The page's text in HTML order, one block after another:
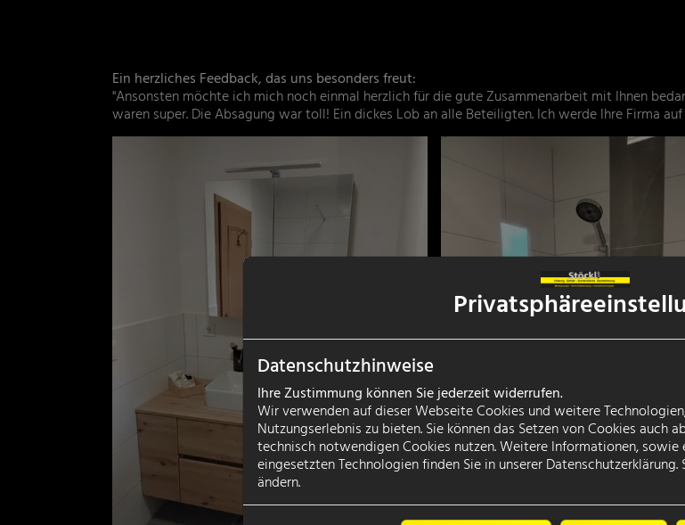
Ein herzliches Feedback, das uns besonders freut:
"Ansonsten möchte ich mich noch einmal herzlich für die gute Zusammenarbeit mit Ihnen
waren super. Die Absagung war toll! Ein dickes Lob an alle Beteiligten. Ich werde Ihre Firma
Datenschutzhinweise
Ihre Zustimmung können Sie jederzeit widerrufen.
Wir verwenden auf dieser Webseite Cookies und weitere
Nutzungserlebnis zu bieten. Sie können das Setzen von Cookies auch
technisch notwendigen Cookies nutzen. Weitere Informationen,
eingesetzten Technologien finden Sie in unserer
ändern.